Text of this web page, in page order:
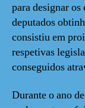
para designar
deputados
consistiu em
respetivas
conseguidos
Durante o ano